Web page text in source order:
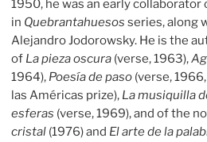
1950, he was an early collaborator
in Quebrantahuesos series, along
Alejandro Jodorowsky. He is the
of La pieza oscura (verse, 1963),
1964), Poesía de paso (verse,
las Américas prize), La musiquilla
esferas (verse, 1969), and of the
cristal (1976) and El arte de la